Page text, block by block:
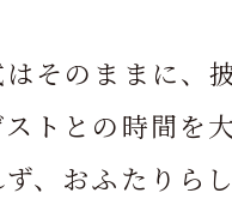
そのままに、
トとの時間を
、おふたりら